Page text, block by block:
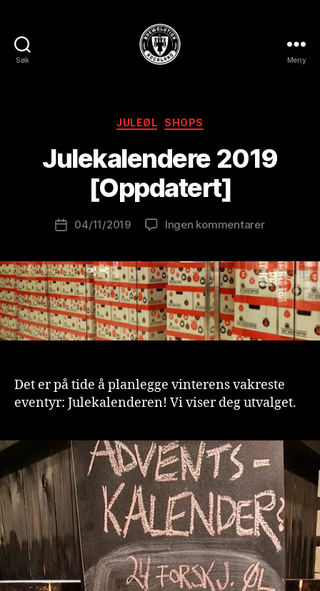
Søk Meny
Kategorier
JULEØL SHOPS
Julekalendere 2019
[Oppdatert]
Innleggsforfatter
v
w
l
o
n
is
t
Publiseringsdato
04/11/2019 Ingen kommentarertil
Det er på tide å planlegge vinterens vakreste
eventyr: Julekalenderen! Vi viser deg utvalget.